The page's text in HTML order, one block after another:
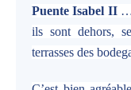
Puente Isabel II….
ils sont dehors,
terrasses des